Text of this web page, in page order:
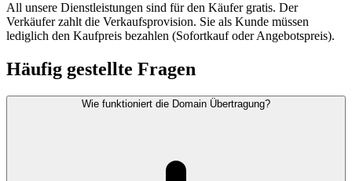
All unsere Dienstleistungen sind für den Käufer gratis. Der
Verkäufer zahlt die Verkaufsprovision. Sie als Kunde müssen
lediglich den Kaufpreis bezahlen (Sofortkauf oder Angebotspreis).
Häufig gestellte Fragen
Wie funktioniert die Domain Übertragung?